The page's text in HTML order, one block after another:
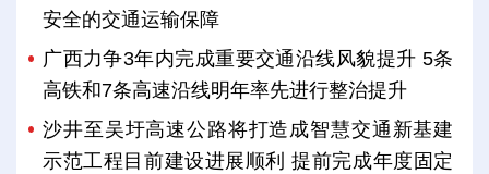
安全的交通运输保障
广西力争3年内完成重要交通沿线风貌提升 5条
高铁和7条高速沿线明年率先进行整治提升
沙井至吴圩高速公路将打造成智慧交通新基建
示范工程目前建设进展顺利 提前完成年度固定